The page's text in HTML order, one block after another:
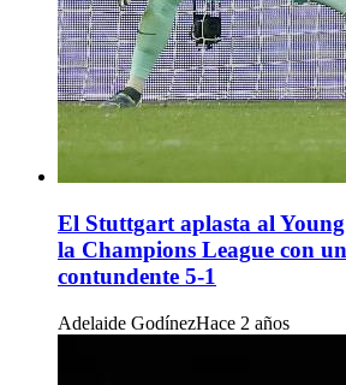
El Stuttgart aplasta al
la Champions League con
contundente 5-1
Adelaide GodínezHace 2 años